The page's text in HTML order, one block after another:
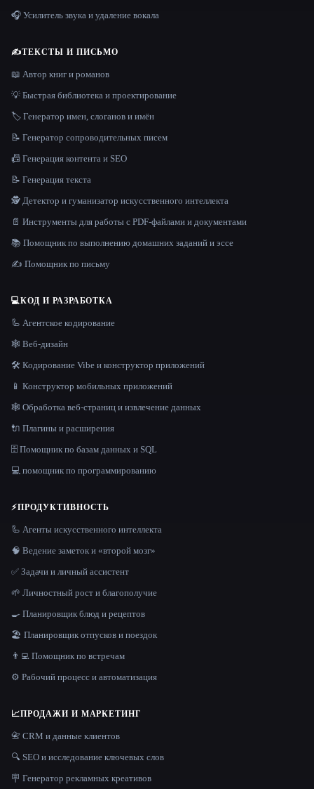
🎧 Усилитель звука и удаление вокала
✍️ТЕКСТЫ И ПИСЬМО
📖 Автор книг и романов
💡 Быстрая библиотека и проектирование
🏷️ Генератор имен, слоганов и имён
📝 Генератор сопроводительных писем
📠 Генерация контента и SEO
📝 Генерация текста
🕵️ Детектор и гуманизатор искусственного интеллекта
📄 Инструменты для работы с PDF-файлами и документами
📚 Помощник по выполнению домашних заданий и эссе
✍️ Помощник по письму
💻КОД И РАЗРАБОТКА
🦾 Агентское кодирование
🕸 Веб-дизайн
🛠️ Кодирование Vibe и конструктор приложений
📱 Конструктор мобильных приложений
🕸️ Обработка веб-страниц и извлечение данных
🔌 Плагины и расширения
🗄️ Помощник по базам данных и SQL
💻 помощник по программированию
⚡ПРОДУКТИВНОСТЬ
🦾 Агенты искусственного интеллекта
🧠 Ведение заметок и «второй мозг»
✅ Задачи и личный ассистент
🌱 Личностный рост и благополучие
🍳 Планировщик блюд и рецептов
🏖 Планировщик отпусков и поездок
👨‍💻 Помощник по встречам
⚙️ Рабочий процесс и автоматизация
📈ПРОДАЖИ И МАРКЕТИНГ
📇 CRM и данные клиентов
🔍 SEO и исследование ключевых слов
🪧 Генератор рекламных креативов